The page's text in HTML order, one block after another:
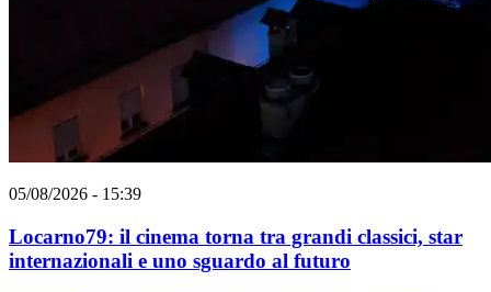
05/08/2026 - 15:39
Locarno79: il cinema torna tra grandi classici, star
internazionali e uno sguardo al futuro